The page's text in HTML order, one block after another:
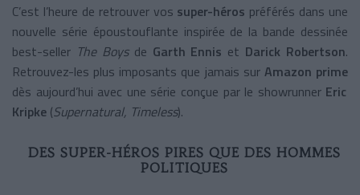
C’est l’heure de retrouver vos super-héros préférés dans une
nouvelle série époustouflante inspirée de la bande dessinée
best-seller The Boysde Garth Ennis et Darick Robertson.
Retrouvez-les plus imposants que jamais sur Amazon prime
dès aujourd’hui avec une série conçue par le showrunner Eric
Kripke (Supernatural, Timeless).
DES SUPER-HÉROS PIRES QUE DES HOMMES
POLITIQUES